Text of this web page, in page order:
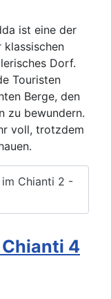
ist eine der
klassischen
Dorf.
Touristen
Berge, den
zu bewundern.
voll, trotzdem
im Chianti 2 -
4